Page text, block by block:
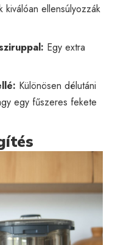
kiválóan ellensúlyozzák
Egy extra
Különösen délutáni
egy fűszeres fekete